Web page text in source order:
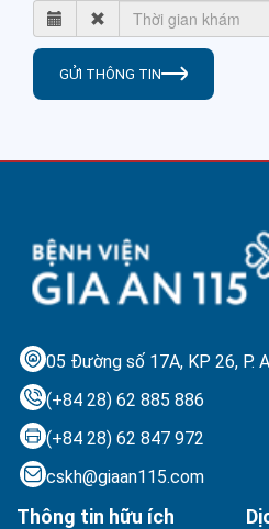
GỬI THÔNG TIN
05 Đường số 17A, KP 26, P.
(+84 28) 62 885 886
(+84 28) 62 847 972
cskh@giaan115.com
Thông tin hữu ích